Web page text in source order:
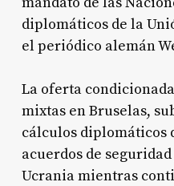
diplomáticos de la
el periódico alemán
La oferta
mixtas en Bruselas,
cálculos diplomáticos
acuerdos de
Ucrania mientras